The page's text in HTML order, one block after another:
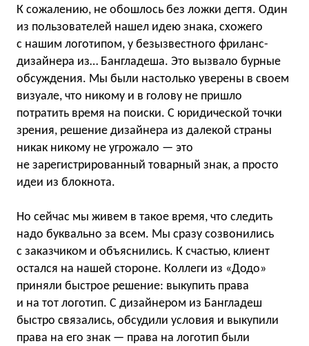
К сожалению, не обошлось без ложки дегтя. Один
из пользователей нашел идею знака, схожего
с нашим логотипом, у безызвестного фриланс-
дизайнера из… Бангладеша. Это вызвало бурные
обсуждения. Мы были настолько уверены в своем
визуале, что никому и в голову не пришло
потратить время на поиски. С юридической точки
зрения, решение дизайнера из далекой страны
никак никому не угрожало — это
не зарегистрированный товарный знак, а просто
идеи из блокнота.
Но сейчас мы живем в такое время, что следить
надо буквально за всем. Мы сразу созвонились
с заказчиком и объяснились. К счастью, клиент
остался на нашей стороне. Коллеги из «Додо»
приняли быстрое решение: выкупить права
и на тот логотип. С дизайнером из Бангладеш
быстро связались, обсудили условия и выкупили
права на его знак — права на логотип были